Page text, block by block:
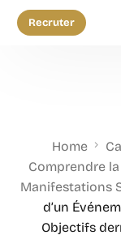
Recruter
Home
Comprendre
Manifestations
d’un
Objectifs